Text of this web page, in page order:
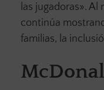
las jugadoras». Al
continúa
familias, la